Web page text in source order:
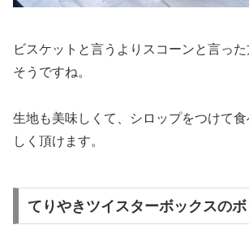
ビスケットと言うよりスコーンと言っ
そうですね。
生地も美味しくて、シロップをつけて
しく頂けます。
てりやきツイスターボックスの